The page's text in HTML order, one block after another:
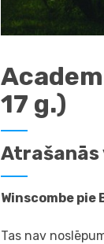
17 g.)
Atrašanās
Winscombe pie
Tas nav